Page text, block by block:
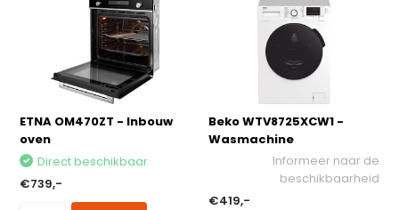
ETNA OM470ZT - Inbouw
oven
Direct beschikbaar
€739,-
Beko WTV8725XCW1 -
Wasmachine
Informeer naar de
beschikbaarheid
€419,-